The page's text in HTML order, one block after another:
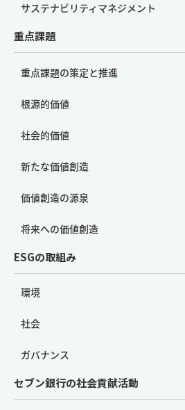
サステナビリティマネジメント
重点課題
重点課題の策定と推進
根源的価値
社会的価値
新たな価値創造
価値創造の源泉
将来への価値創造
ESGの取組み
環境
社会
ガバナンス
セブン銀行の社会貢献活動